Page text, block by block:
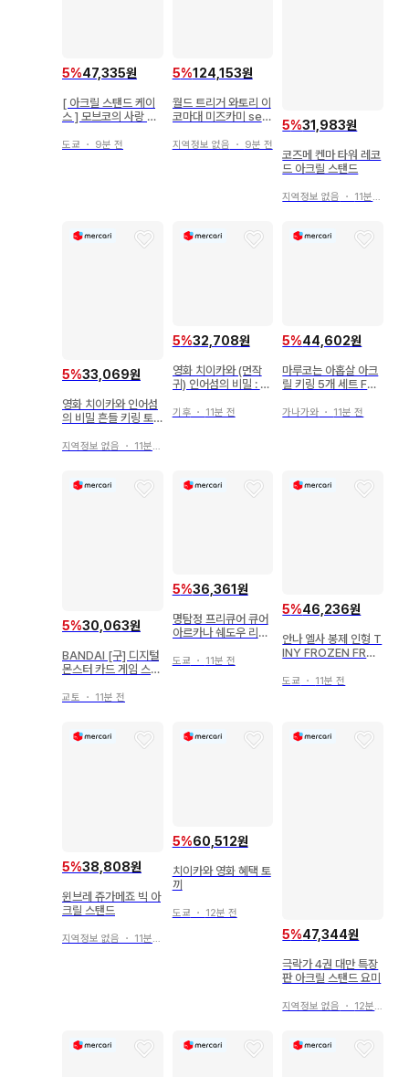
5%47,335원
[ 아크릴 스탠드 케이
스 ] 모브코의 사랑 아
라다 히요리
도쿄 ・ 9분 전
5%124,153원
월드 트리거 와토리 이
코마대 미즈카미 sea
지역정보 없음 ・ 9분 전
5%31,983원
코즈메 켄마 타워 레코
드 아크릴 스탠드
지역정보 없음 ・ 11분 전
5%33,069원
영화 치이카와 인어섬
의 비밀 흔들 키링 토
지역정보 없음 ・ 11분 전
5%32,708원
영화 치이카와 (먼작
귀) 인어섬의 비밀 : 치
아크릴 키링
기후・ 11분 전
5%44,602원
마루코는 아홉살 아크
릴 키링 5개 세트 FO
가나가와 ・ 11분 전
5%30,063원
BANDAI [구] 디지털
몬스터 카드 게임 스타
라몬 St-169
교토 ・ 11분 전
5%36,361원
명탐정 프리큐어 큐어
아르카나 쉐도우 리본
도쿄 ・ 11분 전
5%46,236원
안나 엘사 봉제 인형 T
INY FROZEN FRO
도쿄 ・ 11분 전
5%38,808원
윈브레 쥬가메죠 빅 아
크릴 스탠드
지역정보 없음 ・ 11분 전
5%60,512원
치이카와 영화 혜택 토
끼
도쿄 ・ 12분 전
5%47,344원
극락가 4권 대만 특장
판 아크릴 스탠드 요미
지역정보 없음 ・ 12분 전